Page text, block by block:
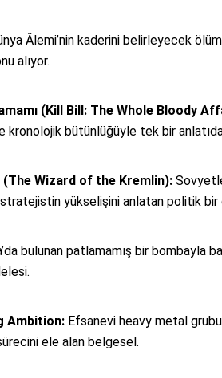
Âlemi’nin kaderini belirleyecek
alıyor.
(Kill Bill: The Whole Bloody
kronolojik bütünlüğüyle tek bir
(The Wizard of the Kremlin):
yükselişini anlatan politik bir
bulunan patlamamış bir bombayla
Ambition: Efsanevi heavy metal
ele alan belgesel.